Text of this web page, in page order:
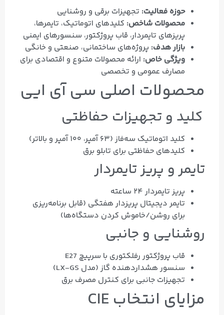
حوزه فعالیت: تجهیزات برقی و روشنایی
محصولات شاخص: کلیدهای اتوماتیک، تایمرها،
پریزهای تایمردار، قاب پروژکتور، سنسورهای ایمنی
بازار هدف: پروژه‌های ساختمانی، صنعتی و خانگی
ویژگی خاص: ارائه محصولات متنوع و اقتصادی برای
مصارف عمومی و تخصصی
محصولات اصلی سی آی ایی
کلید و تجهیزات حفاظتی
کلید اتوماتیک سه‌فاز (۶۳ آمپر، ۱۰۰ آمپر و بالاتر)
کلیدهای حفاظتی برای تابلو برق
تایمر و پریز تایمردار
پریز تایمردار ۲۴ ساعته
تایمر دیجیتال پریزدار هفتگی (قابل برنامه‌ریزی
برای روشن/خاموش کردن دستگاه‌ها)
روشنایی و جانبی
قاب پروژکتور رفلکتوری با سرپیچ E27
سنسور هشداردهنده گاز (مدل LX-GS)
تجهیزات جانبی برای کنترل مصرف برق
مزایای انتخاب CIE